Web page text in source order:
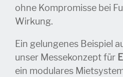
ohne Kompromisse bei
Wirkung.
Ein gelungenes Beispiel
unser Messekonzept für
ein modulares